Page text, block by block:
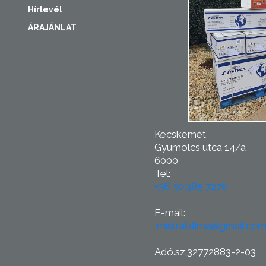
Hírlevél
ÁRAJÁNLAT
Kecskemét
Gyümölcs utca 14/a
6000
Tel:
+36 30 385 7276
E-mail:
Adó.sz:32772883-2-03